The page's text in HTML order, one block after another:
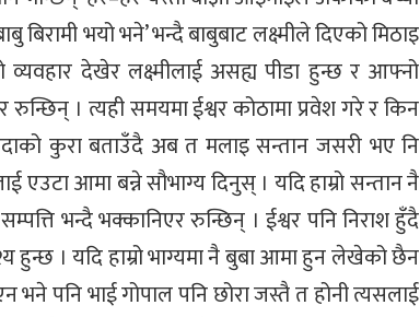
भयो भने’ भन्दै बाबुबाट लक्ष्मीले दिएको मिठाइ
व्यवहार देखेर लक्ष्मीलाई असह्य पीडा हुन्छ र आफ्नो
। त्यही समयमा ईश्वर कोठामा प्रवेश गरे र किन
कुरा बताउँदै अब त मलाइ सन्तान जसरी भए नि
आमा बन्ने सौभाग्य दिनुस् । यदि हाम्रो सन्तान नै
भन्दै भक्कानिएर रुन्छिन् । ईश्वर पनि निराश हुँदै
हुन्छ । यदि हाम्रो भाग्यमा नै बुबा आमा हुन लेखेको छैन
पनि भाई गोपाल पनि छोरा जस्तै त होनी त्यसलाई